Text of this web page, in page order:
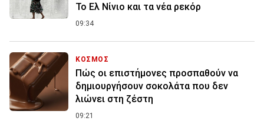
Το Ελ Νίνιο και τα νέα ρεκόρ
09:34
ΚΟΣΜΟΣ
Πώς οι επιστήμονες προσπαθούν να
δημιουργήσουν σοκολάτα που δεν
λιώνει στη ζέστη
09:21